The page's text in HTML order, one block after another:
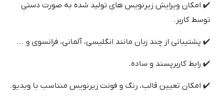
✔️ امکان ویرایش زیرنویس های تولید شده به صورت دستی
توسط کاربر.
✔️ پشتیبانی از چند زبان مانند انگلیسی، آلمانی، فرانسوی و ...
✔️ رابط کاربرپسند و ساده.
✔️ امکان تعیین قالب، رنگ و فونت زیرنویس منتاسب با ویدیو.